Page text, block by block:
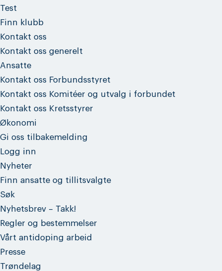
Test
Finn klubb
Kontakt oss
Kontakt oss generelt
Ansatte
Kontakt oss Forbundsstyret
Kontakt oss Komitéer og utvalg i forbundet
Kontakt oss Kretsstyrer
Økonomi
Gi oss tilbakemelding
Logg inn
Nyheter
Finn ansatte og tillitsvalgte
Søk
Nyhetsbrev – Takk!
Regler og bestemmelser
Vårt antidoping arbeid
Presse
Trøndelag